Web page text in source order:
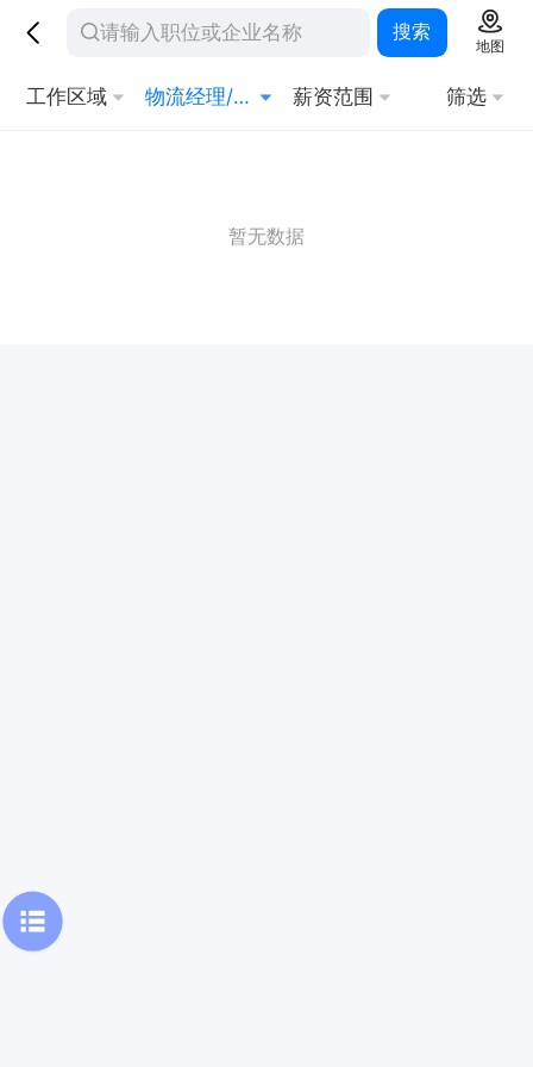
搜索
地图
工作区域 物流经理/主管 薪资范围 筛选
暂无数据